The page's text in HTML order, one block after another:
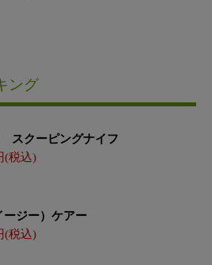
ング
スクーピングナイフ
ージー）ケアー